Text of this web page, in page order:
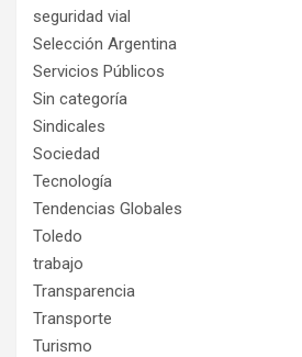
seguridad vial
Selección Argentina
Servicios Públicos
Sin categoría
Sindicales
Sociedad
Tecnología
Tendencias Globales
Toledo
trabajo
Transparencia
Transporte
Turismo